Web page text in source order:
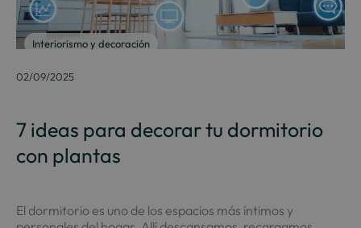
Interiorismo y decoración
02/09/2025
7 ideas para decorar tu dormitorio
con plantas
El dormitorio es uno de los espacios más íntimos y